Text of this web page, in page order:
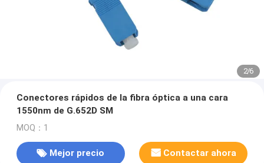
2/6
Conectores rápidos de la fibra óptica a una cara
1550nm de G.652D SM
MOQ：1
Mejor precio Contactar ahora